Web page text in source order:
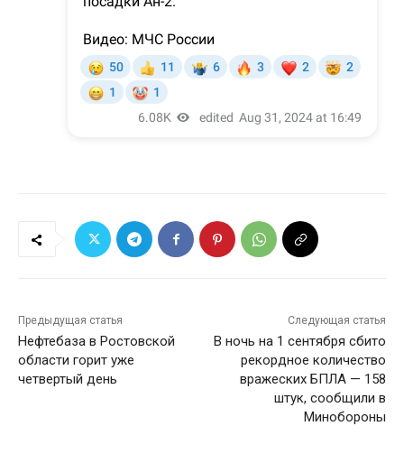
Предыдущая статья
Нефтебаза в Ростовской
области горит уже
четвертый день
Следующая статья
В ночь на 1 сентября сбито
рекордное количество
вражеских БПЛА — 158
штук, сообщили в
Минобороны